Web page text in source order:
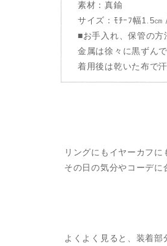
素材：真鍮
サイズ：ﾓﾁｰﾌ幅1.5
■お手入れ、保管の方
金属は徐々に黒ずん
着用後は乾いた布で
リングにもイヤーカフに
その日の気分やコーデ
よくよく見ると、装着部